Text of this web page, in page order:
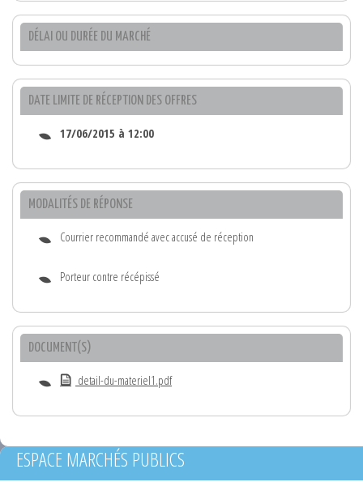
DÉLAI OU DURÉE DU MARCHÉ
DATE LIMITE DE RÉCEPTION DES OFFRES
17/06/2015 à 12:00
MODALITÉS DE RÉPONSE
Courrier recommandé avec accusé de réception
Porteur contre récépissé
DOCUMENT(S)
detail-du-materiel1.pdf
ESPACE MARCHÉS PUBLICS